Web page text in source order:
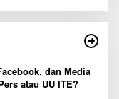
dan Media
atau UU ITE?